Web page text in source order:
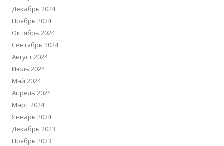
Декабрь 2024
Ноябрь 2024
Октябрь 2024
Сентябрь 2024
Август 2024
Июль 2024
Май 2024
Апрель 2024
Март 2024
Январь 2024
Декабрь 2023
Ноябрь 2023